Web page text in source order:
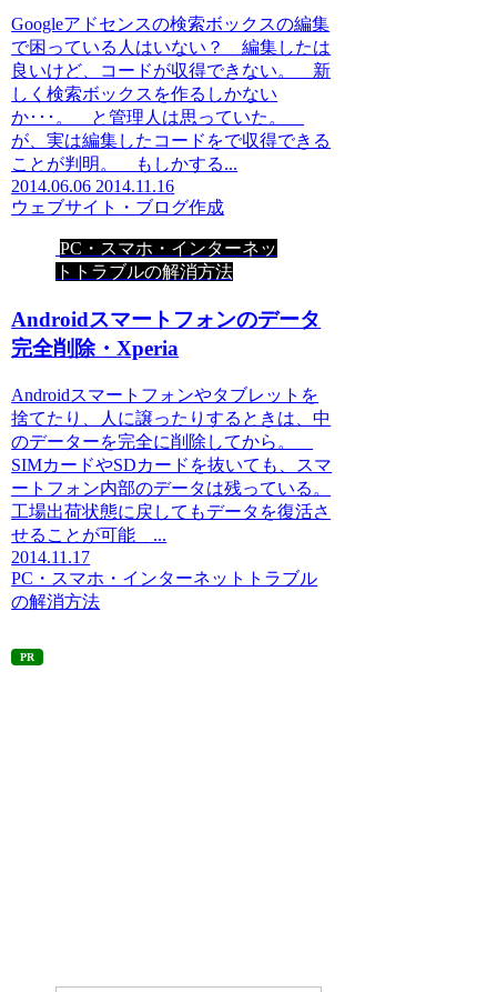
Googleアドセンスの検索ボックスの編集
で困っている人はいない？ 編集したは
良いけど、コードが収得できない。 新
しく検索ボックスを作るしかない
か･･･。 と管理人は思っていた。
が、実は編集したコードをで収得できる
ことが判明。 もしかする...
2014.06.06 2014.11.16
ウェブサイト・ブログ作成
PC・スマホ・インターネッ
トトラブルの解消方法
Androidスマートフォンのデータ
完全削除・Xperia
Androidスマートフォンやタブレットを
捨てたり、人に譲ったりするときは、中
のデーターを完全に削除してから。
SIMカードやSDカードを抜いても、スマ
ートフォン内部のデータは残っている。
工場出荷状態に戻してもデータを復活さ
せることが可能 ...
2014.11.17
PC・スマホ・インターネットトラブル
の解消方法
PR